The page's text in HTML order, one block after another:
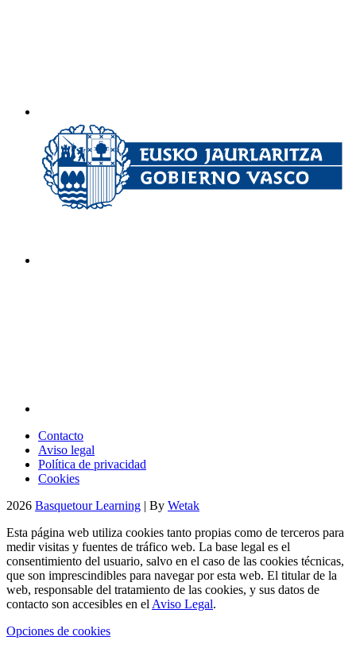
Contacto
Aviso legal
Política de privacidad
Cookies
2026 Basquetour Learning | By Wetak
Esta página web utiliza cookies tanto propias como de terceros para
medir visitas y fuentes de tráfico web. La base legal es el
consentimiento del usuario, salvo en el caso de las cookies técnicas,
que son imprescindibles para navegar por esta web. El titular de la
web, responsable del tratamiento de las cookies, y sus datos de
contacto son accesibles en el Aviso Legal.
Opciones de cookies